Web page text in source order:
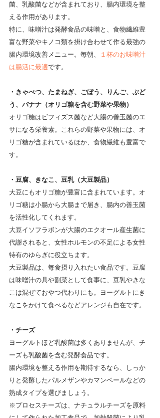
菌、乳酸菌などが含まれており、腸内環境を整
える作用があります。
特に、味噌汁は発酵食品の味噌と、食物繊維豊
富な野菜やキノコ類を掛け合わせて作る最強の
腸内環境改善メニュー。毎朝、
１杯のお味噌汁
は腸活に最適です。
・きゃべつ、たまねぎ、ごぼう、りんご、ぶど
う、バナナ（オリゴ糖を含む野菜や果物）
オリゴ糖はビフィズス菌など大腸の善玉菌のエ
サになる栄養素。これらの野菜や果物には、オ
リゴ糖が含まれているほか、食物繊維も豊富で
す。
・豆腐、きなこ、豆乳（大豆製品）
大豆にもオリゴ糖が豊富に含まれています。オ
リゴ糖は小腸から大腸まで届き、腸内の善玉菌
を活性化してくれます。
大豆イソフラボンが大腸のエクオール産生菌に
代謝されると、女性ホルモンの不足による女性
特有のゆらぎに役立ちます。
大豆製品は、毎食摂り入れたい食品です。豆腐
は味噌汁の具や副菜として食事に、豆乳やきな
こは混ぜておやつ代わりにも。ヨーグルトにき
なこをかけて食べるなどアレンジも自在です。
・チーズ
ヨーグルトほど乳酸菌は多くありませんが、チ
ーズも乳酸菌を含む発酵食品です。
腸内環境を整える作用を期待するなら、しっか
りと発酵したパルメザンやカマンベールなどの
熟成タイプを選びましょう。
※プロセスチーズは、ナチュラルチーズを原料